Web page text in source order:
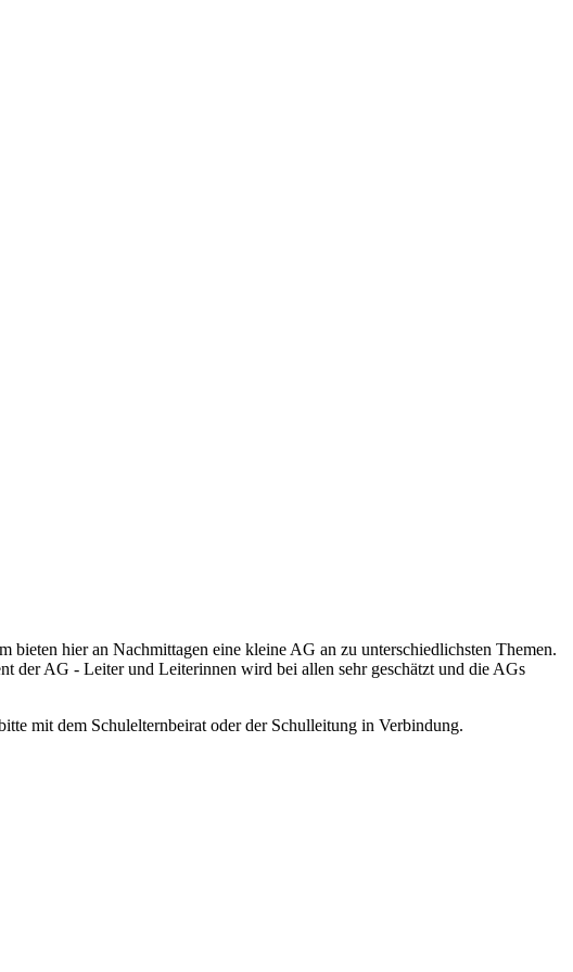
bieten hier an Nachmittagen eine kleine AG an zu unterschiedlichsten Themen.
der AG - Leiter und Leiterinnen wird bei allen sehr geschätzt und die AGs
mit dem Schulelternbeirat oder der Schulleitung in Verbindung.